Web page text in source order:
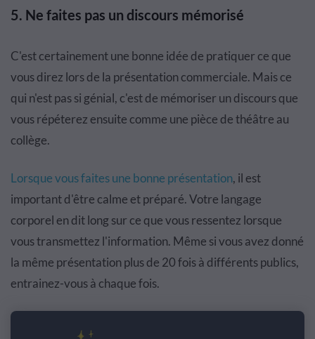
5. Ne faites pas un discours mémorisé
C'est certainement une bonne idée de pratiquer ce que
vous direz lors de la présentation commerciale. Mais ce
qui n'est pas si génial, c'est de mémoriser un discours que
vous répéterez ensuite comme une pièce de théâtre au
collège.
Lorsque vous faites une bonne présentation, il est
important d'être calme et préparé. Votre langage
corporel en dit long sur ce que vous ressentez lorsque
vous transmettez l'information. Même si vous avez donné
la même présentation plus de 20 fois à différents publics,
entrainez-vous à chaque fois.